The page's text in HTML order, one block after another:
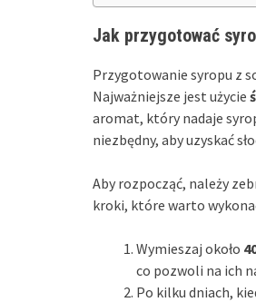
Jak przygotować
Przygotowanie syropu z
Najważniejsze jest użycie
aromat, który nadaje
niezbędny, aby uzyskać
Aby rozpocząć, należy
kroki, które warto
Wymieszaj około
co pozwoli na ich
Po kilku dniach,